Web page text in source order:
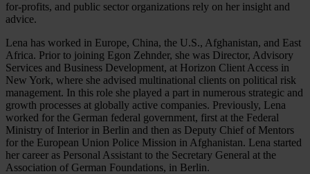
for-profits, and public sector organizations rely on her insight and
advice.
Lena has worked in Europe, China, the U.S., Afghanistan, and East
Africa. Prior to joining Egon Zehnder, she was Director, Advisory
Services and Business Development, at Horizon Client Access in
New York, where she advised multinational clients on political risk
management. In this role she played a part in numerous strategic and
growth processes at globally active companies. Previously, Lena
worked for the German federal government, first at the Federal
Ministry of Interior in Berlin and then as Deputy Chief of Mentors
for the European Union Police Mission in Afghanistan. Lena started
her career as Personal Assistant to the Secretary General at the
Association of German Foundations, in Berlin.